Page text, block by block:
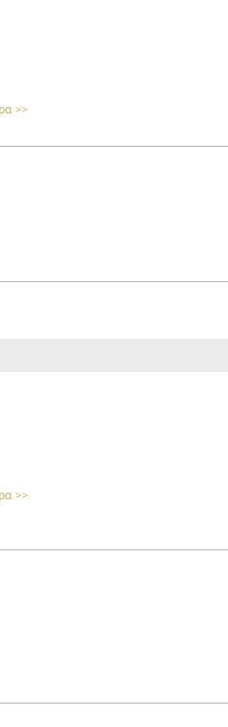
>>
>>